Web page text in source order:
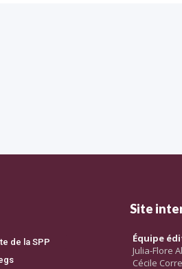
de la SPP
Site
Équipe
Julia-Flore
Cécile